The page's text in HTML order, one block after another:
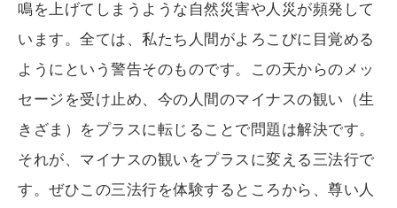
鳴を上げてしまうような自然災害や人災が頻発して
います。全ては、私たち人間がよろこびに目覚める
ようにという警告そのものです。この天からのメッ
セージを受け止め、今の人間のマイナスの観い（生
きざま）をプラスに転じることで問題は解決です。
それが、マイナスの観いをプラスに変える三法行で
す。ぜひこの三法行を体験するところから、尊い人